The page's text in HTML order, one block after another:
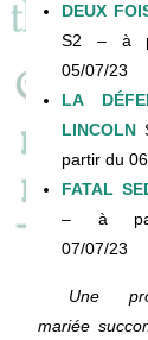
DEUX
S2 – à
05/07/23
LA
LINCOLN
partir du
FATAL
– à
07/07/23
Une
mariée